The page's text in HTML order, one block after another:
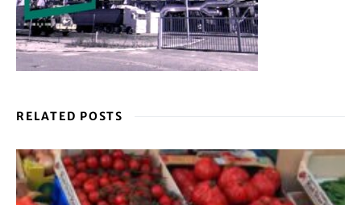
RELATED POSTS